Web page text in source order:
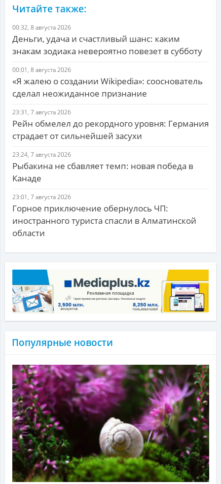
Читайте также:
00:32, 8 августа 2026
Деньги, удача и счастливый шанс: каким
знакам зодиака невероятно повезет в субботу
00:01, 8 августа 2026
«Я жалею о создании Wikipedia»: сооснователь
сделал неожиданное признание
23:31, 7 августа 2026
Рейн обмелел до рекордного уровня: Германия
страдает от сильнейшей засухи
23:24, 7 августа 2026
Рыбакина не сбавляет темп: новая победа в
Канаде
23:01, 7 августа 2026
Горное приключение обернулось ЧП:
иностранного туриста спасли в Алматинской
области
Популярные новости